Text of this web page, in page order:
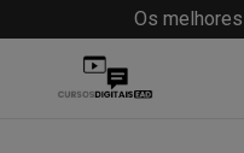
Os